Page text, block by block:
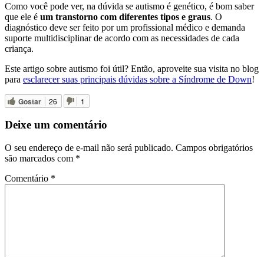
Como você pode ver, na dúvida se autismo é genético, é bom saber
que ele é um transtorno com diferentes tipos e graus. O
diagnóstico deve ser feito por um profissional médico e demanda
suporte multidisciplinar de acordo com as necessidades de cada
criança.
Este artigo sobre autismo foi útil? Então, aproveite sua visita no blog
para esclarecersuas principais dúvidas sobre a Síndrome de Down!
Gostar 26 1
Deixe um comentário
O seu endereço de e-mail não será publicado. Campos obrigatórios
são marcados com *
Comentário *